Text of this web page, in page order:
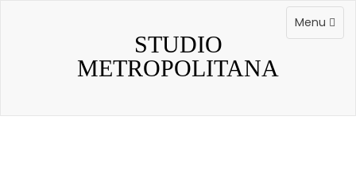
STUDIO
METROPOLITANA
Toggle
navigation
Menu